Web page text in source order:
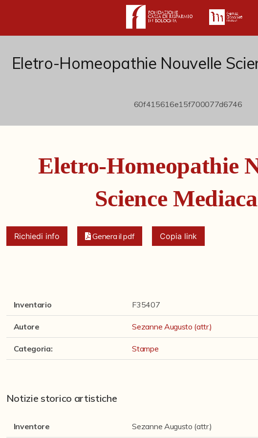
Eletro-Homeopathie Nouvelle
Eletro-Homeopathie
Science
Richiedi info Genera il pdf Copia link
Inventario F35407
Autore Sezanne Augusto (attr.)
Categoria: Stampe
Notizie storico artistiche
Inventore Sezanne Augusto (attr.)